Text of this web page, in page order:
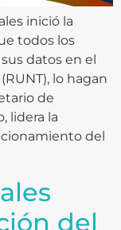
inició la
todos los
datos en el
lo hagan
de
lidera la
del
del